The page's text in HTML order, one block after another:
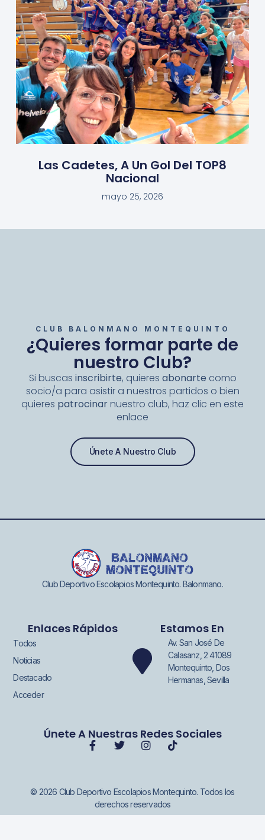
Las Cadetes, A Un Gol Del TOP8
Nacional
mayo 25, 2026
CLUB BALONMANO MONTEQUINTO
¿Quieres formar parte de
nuestro Club?
Si buscas inscribirte, quieres abonarte como
socio/a para asistir a nuestros partidos o bien
quieres patrocinarnuestro club, haz clic en este
enlace
Únete A Nuestro Club
Club Deportivo Escolapios Montequinto. Balonmano.
Enlaces Rápidos
Todos
Noticias
Destacado
Acceder
Estamos En
Av. San José De
Calasanz, 2 41089
Montequinto, Dos
Hermanas, Sevilla
Únete A Nuestras Redes Sociales
© 2026 Club Deportivo Escolapios Montequinto. Todos los
derechos reservados